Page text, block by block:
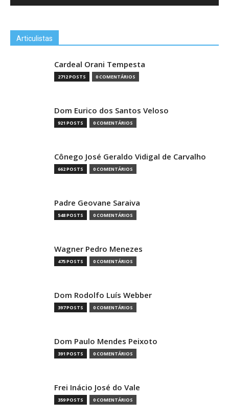
Articulistas
Cardeal Orani Tempesta
2712 POSTS 0 COMENTÁRIOS
Dom Eurico dos Santos Veloso
921 POSTS 0 COMENTÁRIOS
Cônego José Geraldo Vidigal de Carvalho
662 POSTS 0 COMENTÁRIOS
Padre Geovane Saraiva
548 POSTS 0 COMENTÁRIOS
Wagner Pedro Menezes
475 POSTS 0 COMENTÁRIOS
Dom Rodolfo Luís Webber
397 POSTS 0 COMENTÁRIOS
Dom Paulo Mendes Peixoto
391 POSTS 0 COMENTÁRIOS
Frei Inácio José do Vale
359 POSTS 0 COMENTÁRIOS